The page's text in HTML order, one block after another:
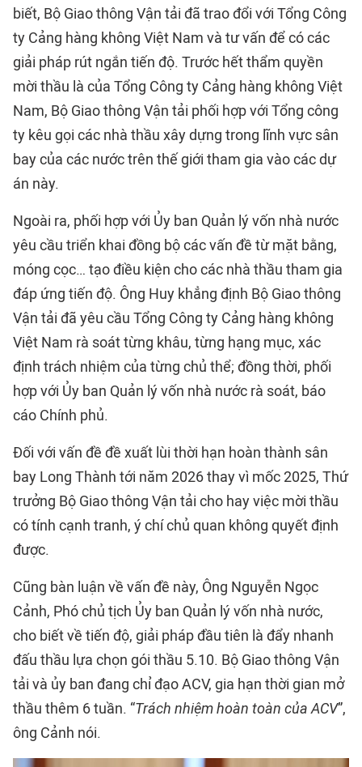
biết, Bộ Giao thông Vận tải đã trao đổi với Tổng Công
ty Cảng hàng không Việt Nam và tư vấn để có các
giải pháp rút ngắn tiến độ. Trước hết thẩm quyền
mời thầu là của Tổng Công ty Cảng hàng không Việt
Nam, Bộ Giao thông Vận tải phối hợp với Tổng công
ty kêu gọi các nhà thầu xây dựng trong lĩnh vực sân
bay của các nước trên thế giới tham gia vào các dự
án này.
Ngoài ra, phối hợp với Ủy ban Quản lý vốn nhà nước
yêu cầu triển khai đồng bộ các vấn đề từ mặt bằng,
móng cọc… tạo điều kiện cho các nhà thầu tham gia
đáp ứng tiến độ. Ông Huy khẳng định Bộ Giao thông
Vận tải đã yêu cầu Tổng Công ty Cảng hàng không
Việt Nam rà soát từng khâu, từng hạng mục, xác
định trách nhiệm của từng chủ thể; đồng thời, phối
hợp với Ủy ban Quản lý vốn nhà nước rà soát, báo
cáo Chính phủ.
Đối với vấn đề đề xuất lùi thời hạn hoàn thành sân
bay Long Thành tới năm 2026 thay vì mốc 2025, Thứ
trưởng Bộ Giao thông Vận tải cho hay việc mời thầu
có tính cạnh tranh, ý chí chủ quan không quyết định
được.
Cũng bàn luận về vấn đề này, Ông Nguyễn Ngọc
Cảnh, Phó chủ tịch Ủy ban Quản lý vốn nhà nước,
cho biết về tiến độ, giải pháp đầu tiên là đẩy nhanh
đấu thầu lựa chọn gói thầu 5.10. Bộ Giao thông Vận
tải và ủy ban đang chỉ đạo ACV, gia hạn thời gian mở
thầu thêm 6 tuần. “Trách nhiệm hoàn toàn của ACV”,
ông Cảnh nói.